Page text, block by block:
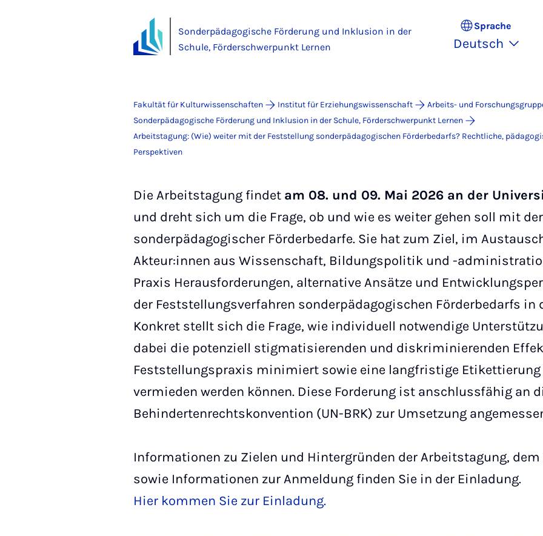
Sonderpädagogische Förderung und Inklusion in der
Schule, Förderschwerpunkt Lernen
Sprache
Deutsch
Fakultät für Kulturwissenschaften Institut für Erziehungswissenschaft
Arbeits- und
Sonderpädagogische Förderung und Inklusion in der Schule, Förderschwerpunkt Lernen
Arbeitstagung: (Wie) weiter mit der Feststellung sonderpädagogischen Förderbedarfs? Rechtliche,
Perspektiven
Die Arbeitstagung findet am 08. und 09. Mai 2026 an der
und dreht sich um die Frage, ob und wie es weiter gehen soll mit
sonderpädagogischer Förderbedarfe. Sie hat zum Ziel, im
Akteur:innen aus Wissenschaft, Bildungspolitik und -
Praxis Herausforderungen, alternative Ansätze und
der Feststellungsverfahren sonderpädagogischen Förderbedarfs in
Konkret stellt sich die Frage, wie individuell notwendige
dabei die potenziell stigmatisierenden und diskriminierenden
Feststellungspraxis minimiert sowie eine langfristige Etikettierung
vermieden werden können. Diese Forderung ist anschlussfähig an
Behindertenrechtskonvention (UN-BRK) zur Umsetzung
Informationen zu Zielen und Hintergründen der Arbeitstagung,
sowie Informationen zur Anmeldung finden Sie in der Einladung.
Hier kommen Sie zur Einladung.